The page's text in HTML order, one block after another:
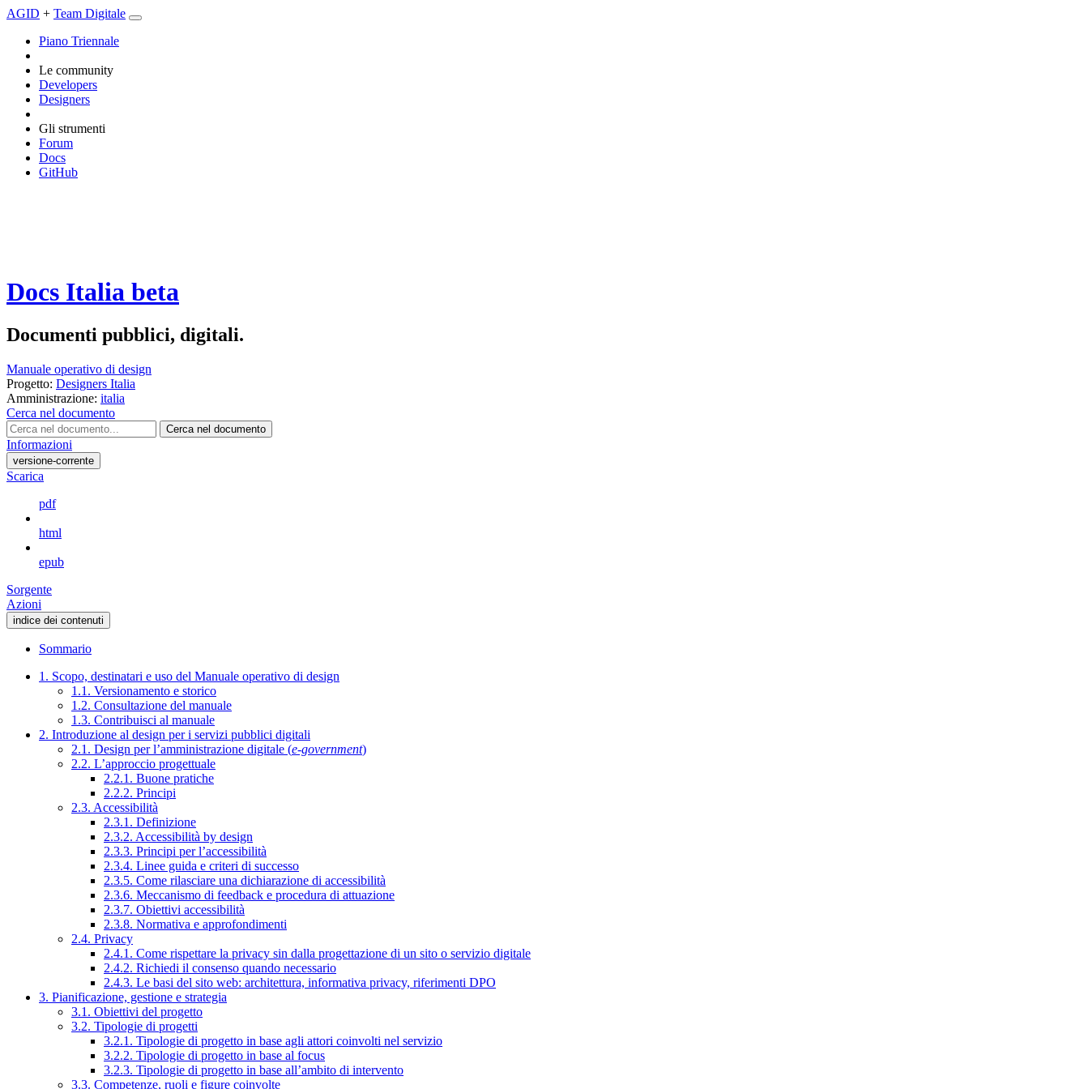
AGID + Team Digitale
Piano Triennale
Le community
Developers
Designers
Gli strumenti
Forum
Docs
GitHub
Docs Italia beta
Documenti pubblici, digitali.
Manuale operativo di design
Progetto: Designers Italia
Amministrazione: italia
Cerca nel documento
Cerca nel documento
Informazioni
versione-corrente
Scarica
pdf
html
epub
Sorgente
Azioni
indice dei contenuti
Sommario
1. Scopo, destinatari e uso del Manuale operativo di design
1.1. Versionamento e storico
1.2. Consultazione del manuale
1.3. Contribuisci al manuale
2. Introduzione al design per i servizi pubblici digitali
2.1. Design per l’amministrazione digitale (e-government)
2.2. L’approccio progettuale
2.2.1. Buone pratiche
2.2.2. Principi
2.3. Accessibilità
2.3.1. Definizione
2.3.2. Accessibilità by design
2.3.3. Principi per l’accessibilità
2.3.4. Linee guida e criteri di successo
2.3.5. Come rilasciare una dichiarazione di accessibilità
2.3.6. Meccanismo di feedback e procedura di attuazione
2.3.7. Obiettivi accessibilità
2.3.8. Normativa e approfondimenti
2.4. Privacy
2.4.1. Come rispettare la privacy sin dalla progettazione di un sito o servizio digitale
2.4.2. Richiedi il consenso quando necessario
2.4.3. Le basi del sito web: architettura, informativa privacy, riferimenti DPO
3. Pianificazione, gestione e strategia
3.1. Obiettivi del progetto
3.2. Tipologie di progetti
3.2.1. Tipologie di progetto in base agli attori coinvolti nel servizio
3.2.2. Tipologie di progetto in base al focus
3.2.3. Tipologie di progetto in base all’ambito di intervento
3.3. Competenze, ruoli e figure coinvolte